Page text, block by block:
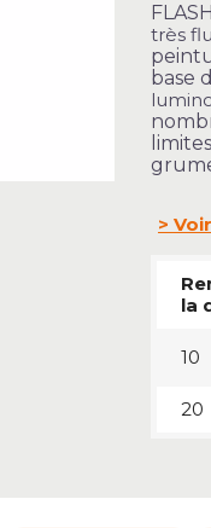
très
base
la
10
20